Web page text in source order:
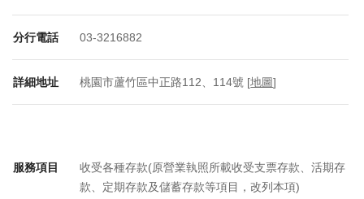
分行電話 03-3216882
詳細地址 桃園市蘆竹區中正路112、114號 [地圖]
服務項目
收受各種存款(原營業執照所載收受支票存款、活期存
款、定期存款及儲蓄存款等項目，改列本項)